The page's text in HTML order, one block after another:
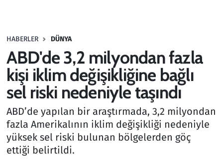
HABERLER DÜNYA
ABD'de 3,2 milyondan fazla
kişi iklim değişikliğine bağlı
sel riski nedeniyle taşındı
ABD’de yapılan bir araştırmada, 3,2 milyondan
fazla Amerikalının iklim değişikliği nedeniyle
yüksek sel riski bulunan bölgelerden göç
ettiği belirtildi.
Haber
Kültür Sanat
Kurumsal Haberler
Lezzet Durağı
Memur ve Kamu